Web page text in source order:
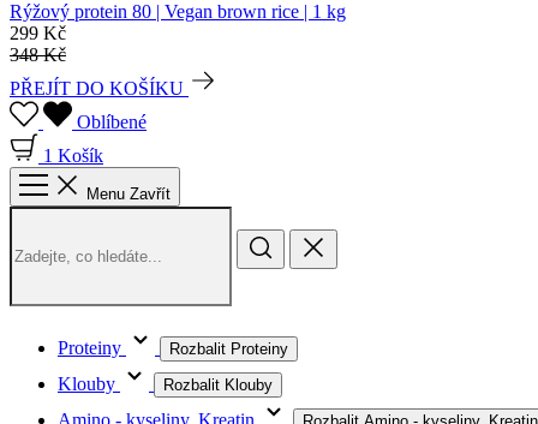
Rýžový protein 80 | Vegan brown rice | 1 kg
299 Kč
348 Kč
PŘEJÍT DO KOŠÍKU
Oblíbené
1 Košík
Menu Zavřít
Proteiny Rozbalit Proteiny
Klouby Rozbalit Klouby
Amino - kyseliny, Kreatin